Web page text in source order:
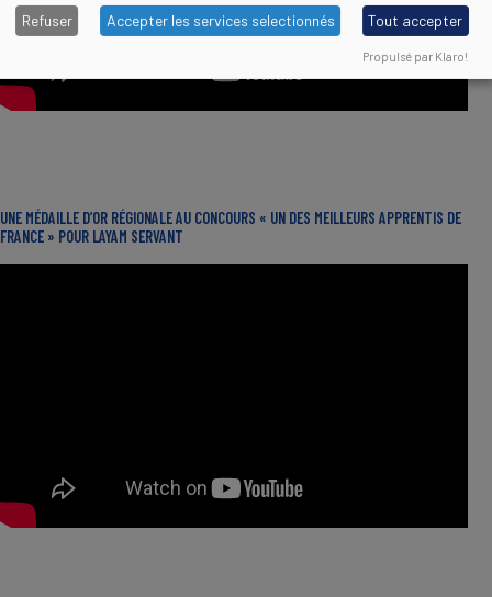
UNE MÉDAILLE D’OR RÉGIONALE AU CONCOURS « UN DES MEILLEURS APPRENTIS DE
FRANCE » POUR LAYAM SERVANT
Refuser Accepter les services selectionnés Tout accepter
Propulsé par Klaro!